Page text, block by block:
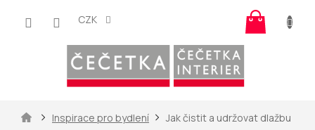
CZK
košík
DomůInspirace pro bydlení Jak čistit a udržovat dlažbu